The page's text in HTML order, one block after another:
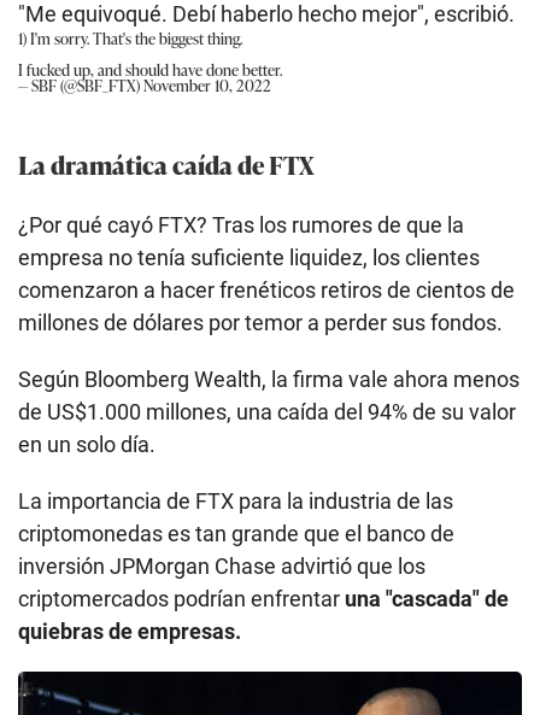
"Me equivoqué. Debí haberlo hecho mejor", escribió.
1) I'm sorry. That's the biggest thing.
I fucked up, and should have done better.
— SBF (@SBF_FTX)November 10, 2022
La dramática caída de FTX
¿Por qué cayó FTX? Tras los rumores de que la
empresa no tenía suficiente liquidez, los clientes
comenzaron a hacer frenéticos retiros de cientos de
millones de dólares por temor a perder sus fondos.
Según Bloomberg Wealth, la firma vale ahora menos
de US$1.000 millones, una caída del 94% de su valor
en un solo día.
La importancia de FTX para la industria de las
criptomonedas es tan grande que el banco de
inversión JPMorgan Chase advirtió que los
criptomercados podrían enfrentar una "cascada" de
quiebras de empresas.